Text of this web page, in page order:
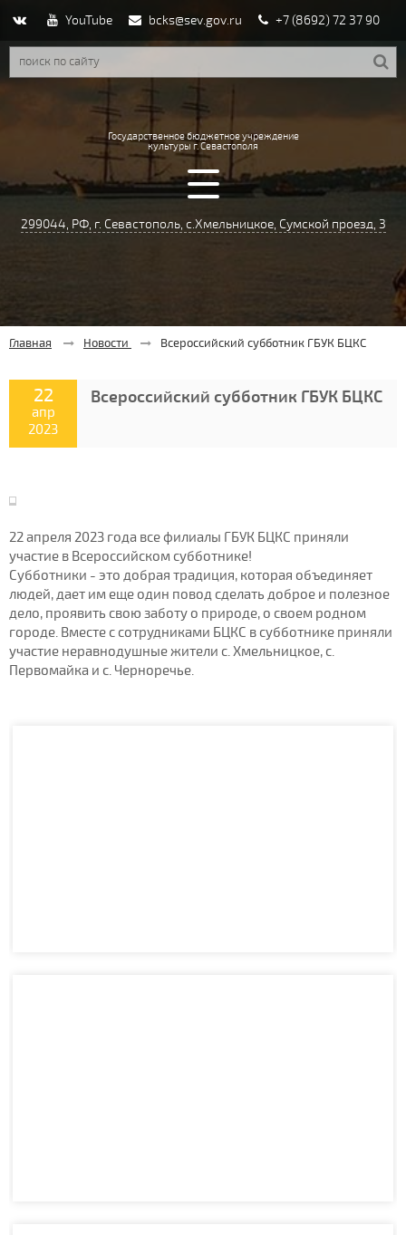
YouTube bcks@sev.gov.ru +7 (8692) 72 37 90

Государственное бюджетное учреждение
культуры г. Севастополя
299044, РФ, г. Севастополь, с.Хмельницкое, Сумской проезд, 3
Главная Новости Всероссийский субботник ГБУК БЦКС
22
апр
2023
Всероссийский субботник ГБУК БЦКС
22 апреля 2023 года все филиалы ГБУК БЦКС приняли
участие в Всероссийском субботнике!
Субботники - это добрая традиция, которая объединяет
людей, дает им еще один повод сделать доброе и полезное
дело, проявить свою заботу о природе, о своем родном
городе. Вместе с сотрудниками БЦКС в субботнике приняли
участие неравнодушные жители с. Хмельницкое, с.
Первомайка и с. Черноречье.